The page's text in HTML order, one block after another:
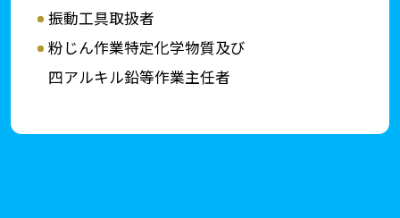
振動工具取扱者
粉じん作業特定化学物質及び
四アルキル鉛等作業主任者